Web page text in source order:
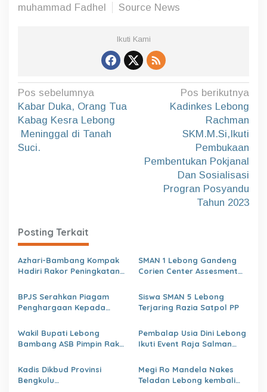
muhammad Fadhel
Source News
Ikuti Kami
N
a
v
i
p
o
s
Pos sebelumnya
Kabar Duka, Orang Tua
Kabag Kesra Lebong
Meninggal di Tanah
Suci.
Pos berikutnya
Kadinkes Lebong
Rachman
SKM.M.Si,Ikuti
Pembukaan
Pembentukan Pokjanal
Dan Sosialisasi
Progran Posyandu
Tahun 2023
Posting Terkait
Azhari-Bambang Kompak
Hadiri Rakor Peningkatan
kabupaten Lebong Tahun
2026
SMAN 1 Lebong Gandeng
Corien Center Assesment
Baru
BPJS Serahkan Piagam
Penghargaan Kepada
Siswa SMAN 5 Lebong
Terjaring Razia Satpol PP
Wakil Bupati Lebong
Bambang ASB Pimpin Rakor
Pembalap Usia Dini Lebong
Ikuti Event Raja Salman
Jaya Cup Prix 2026 Seri dua
Kadis Dikbud Provinsi
Bengkulu
Megi Ro Mandela Nakes
Teladan Lebong kembali